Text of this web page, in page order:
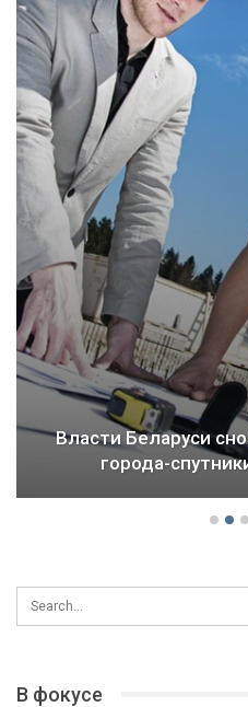
Власти Беларуси
города-
В фокусе